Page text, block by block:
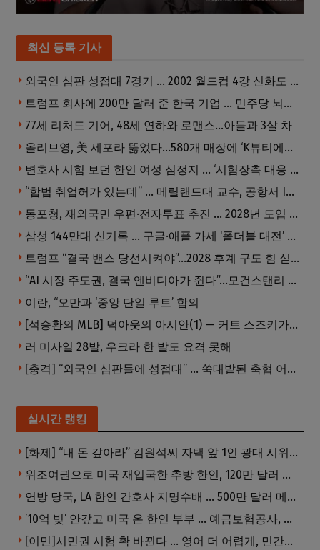
최신 등록 기사
외국인 심판 성접대 7경기 … 2002 월드컵 4강 신화도 흔들
트럼프 회사에 200만 달러 준 한국 기업 … 민주당 뇌물의혹 조사
77세 리처드 기어, 48세 연하와 로맨스…아들과 3살 차
올리브영, 美 세포라 뚫었다…580개 매장에 ‘K뷰티에딧’ 론칭
변호사 시험 보던 한인 여성 심정지 … ‘시험장측 대응 부적절’ 소송
“합법 취업허가 있는데” … 메릴랜드대 교수, 공항서 ICE에 체포, 구금 중
동포청, 재외국민 우편·전자투표 추진 … 2028년 도입 목표
삼성 144만대 신기록 … 구글·애플 가세 ‘폴더블 대전’ 열린다
트럼프 “결국 밴스 당선시켜야”…2028 후계 구도 힘 싣나
“AI 시장 주도권, 결국 엔비디아가 쥔다”…모건스탠리 장담
이란, “오만과 ‘중앙 단일 루트’ 합의
[석승환의 MLB] 덕아웃의 아시안(1) — 커트 스즈키가 우리에게 묻는 것
러 미사일 28발, 우크라 한 발도 요격 못해
[충격] “외국인 심판들에 성접대” … 쑥대밭된 축협 어디까지 추락하나
실시간 랭킹
[화제] “내 돈 갚아라” 김원석씨 자택 앞 1인 광대 시위 … 한인 투자사, “108만 달러 못받아”
위조여권으로 미국 재입국한 추방 한인, 120만 달러 은행 사기 행각
연방 당국, LA 한인 간호사 지명수배 … 500만 달러 메디캐어 사기, 선고 직전 한국 도주
’10억 빚’ 안갚고 미국 온 한인 부부 … 예금보험공사, 미국서 소송
[이민]시민권 시험 확 바뀐다 … 영어 더 어렵게, 민간시험 도입 추진